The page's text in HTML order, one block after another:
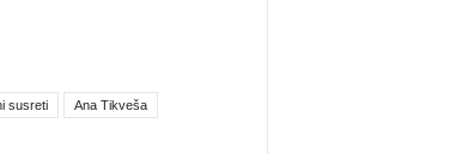
susreti Ana Tikveša